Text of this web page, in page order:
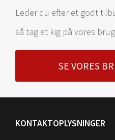
Leder du efter et godt
så tag et kig på vores
SE VORES
KONTAKTOPLYSNINGER